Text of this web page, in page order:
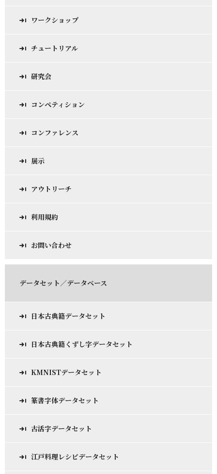
ワークショップ
チュートリアル
研究会
コンペティション
コンファレンス
展示
アウトリーチ
利用規約
お問い合わせ
データセット／データベース
日本古典籍データセット
日本古典籍くずし字データセット
KMNISTデータセット
篆書字体データセット
古活字データセット
江戸料理レシピデータセット